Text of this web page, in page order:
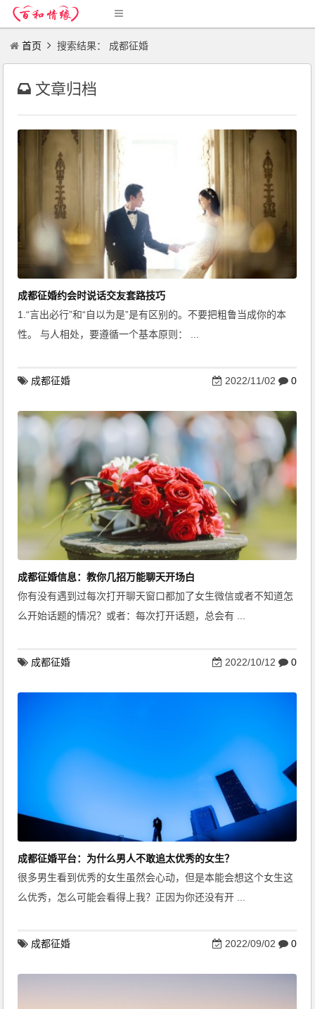
首页 搜索结果： 成都征婚
文章归档
成都征婚约会时说话交友套路技巧
1.“言出必行”和“自以为是”是有区别的。不要把粗鲁当成你的本
性。 与人相处，要遵循一个基本原则： ...
成都征婚 2022/11/02 0
成都征婚信息：教你几招万能聊天开场白
你有没有遇到过每次打开聊天窗口都加了女生微信或者不知道怎
么开始话题的情况？或者：每次打开话题，总会有 ...
成都征婚 2022/10/12 0
成都征婚平台：为什么男人不敢追太优秀的女生？
很多男生看到优秀的女生虽然会心动，但是本能会想这个女生这
么优秀，怎么可能会看得上我？正因为你还没有开 ...
成都征婚 2022/09/02 0